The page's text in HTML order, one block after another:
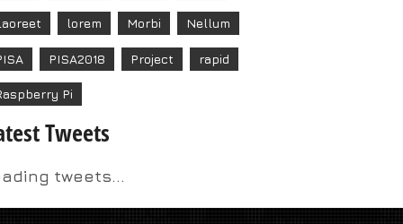
lorem Morbi Nellum
PISA2018 Project rapid
Pi
Tweets
tweets...